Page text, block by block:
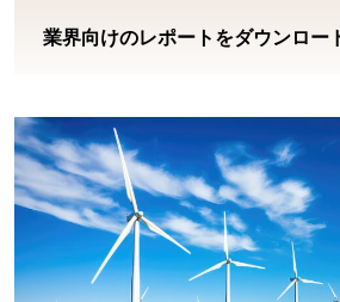
業界向けのレポートをダウンロー